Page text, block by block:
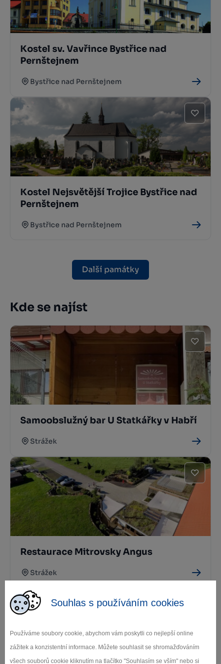
Souhlas s používáním cookies
Používáme soubory cookie, abychom vám poskytli co nejlepší online
zážitek a konzistentní informace. Můžete souhlasit se shromažďováním
všech souborů cookie kliknutím na tlačítko "Souhlasím se vším" nebo si
Kostel sv. Vavřince Bystřice nad
Pernštejnem
Bystřice nad Pernštejnem
Kostel Nejsvětější Trojice Bystřice nad
Pernštejnem
Bystřice nad Pernštejnem
Další památky
Kde se najíst
Samoobslužný bar U Statkářky v Habří
Strážek
Restaurace Mitrovsky Angus
Strážek